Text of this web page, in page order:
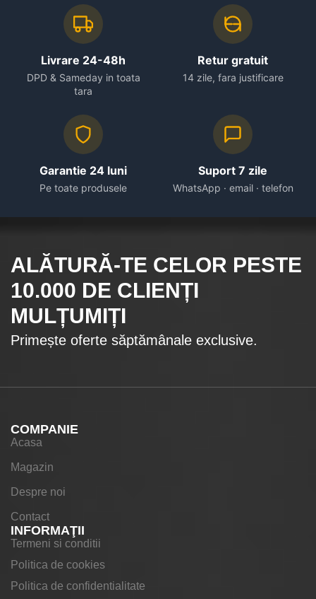
Livrare 24-48h
DPD & Sameday in toata
tara
Retur gratuit
14 zile, fara justificare
Garantie 24 luni
Pe toate produsele
Suport 7 zile
WhatsApp · email · telefon
ALĂTURĂ-TE CELOR PESTE
10.000 DE CLIENȚI
MULȚUMIȚI
Primește oferte săptămânale exclusive.
COMPANIE
Acasa
Magazin
Despre noi
Contact
INFORMAŢII
Termeni si conditii
Politica de cookies
Politica de confidentialitate